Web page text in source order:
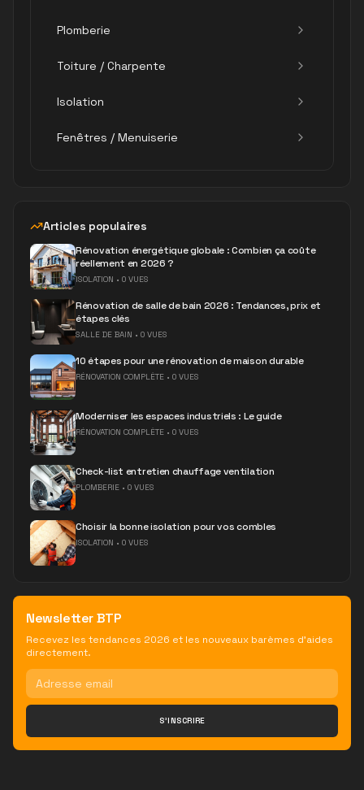
Plomberie
Toiture / Charpente
Isolation
Fenêtres / Menuiserie
Articles populaires
Rénovation énergétique globale : Combien ça coûte
réellement en 2026 ?
ISOLATION • 0 VUES
Rénovation de salle de bain 2026 : Tendances, prix et
étapes clés
SALLE DE BAIN • 0 VUES
10 étapes pour une rénovation de maison durable
RÉNOVATION COMPLÈTE • 0 VUES
Moderniser les espaces industriels : Le guide
RÉNOVATION COMPLÈTE • 0 VUES
Check-list entretien chauffage ventilation
PLOMBERIE • 0 VUES
Choisir la bonne isolation pour vos combles
ISOLATION • 0 VUES
Newsletter BTP
Recevez les tendances 2026 et les nouveaux barèmes d'aides
directement.
S'INSCRIRE